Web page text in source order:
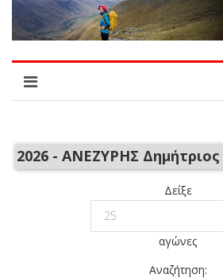
2026 - ΑΝΕΖΥΡΗΣ Δημήτριος
Δείξε
αγώνες
Αναζήτηση: